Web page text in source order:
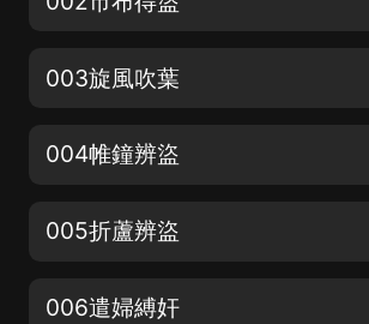
003旋風吹葉
004帷鐘辨盜
005折蘆辨盜
006遣婦縛奸